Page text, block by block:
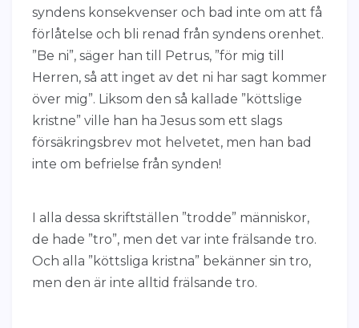
syndens konsekvenser och bad inte om att få
förlåtelse och bli renad från syndens orenhet.
”Be ni”, säger han till Petrus, ”för mig till
Herren, så att inget av det ni har sagt kommer
över mig”. Liksom den så kallade ”köttslige
kristne” ville han ha Jesus som ett slags
försäkringsbrev mot helvetet, men han bad
inte om befrielse från synden!
I alla dessa skriftställen ”trodde” människor,
de hade ”tro”, men det var inte frälsande tro.
Och alla ”köttsliga kristna” bekänner sin tro,
men den är inte alltid frälsande tro.